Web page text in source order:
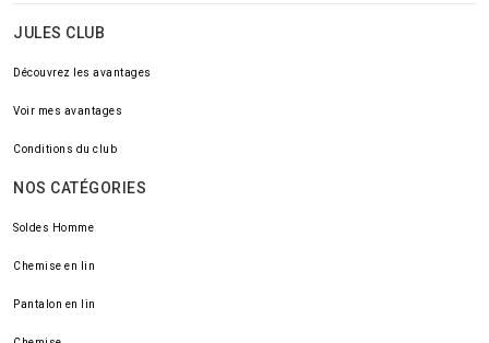
JULES CLUB
Découvrez les avantages
Voir mes avantages
Conditions du club
NOS CATÉGORIES
Soldes Homme
Chemise en lin
Pantalon en lin